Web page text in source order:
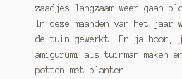
zaadjes langzaam weer gaan
In deze maanden van het
de tuin gewerkt. En ja hoor,
amigurumi als tuinman maken
potten met planten.